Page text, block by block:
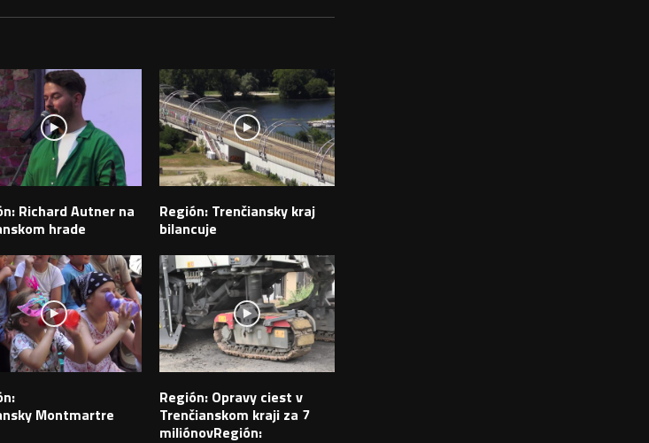
Richard Autner na
hrade
Región: Trenčiansky kraj
bilancuje
Montmartre
Región: Opravy ciest v
Trenčianskom kraji za 7
miliónovRegión: